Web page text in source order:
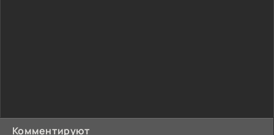
Комментируют